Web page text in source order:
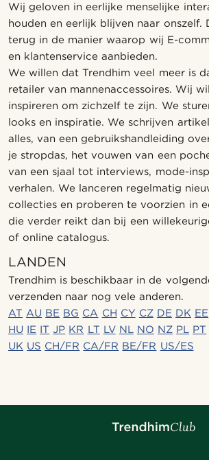
Wij geloven in eerlijke menselijke
houden en eerlijk blijven naar onszelf.
terug in de manier waarop wij E-
en klantenservice aanbieden.
We willen dat Trendhim veel meer is
retailer van mannenaccessoires. Wij
inspireren om zichzelf te zijn. We
looks en inspiratie. We schrijven
alles, van een gebruikshandleiding
je stropdas, het vouwen van een
van een sjaal tot interviews, mode-
verhalen. We lanceren regelmatig
collecties en proberen te voorzien in
die verder reikt dan bij een
of online catalogus.
LANDEN
Trendhim is beschikbaar in de
verzenden naar nog vele anderen.
AT AU BE BG CA CH CY CZ DE DK EE
HU IE IT JP KR LT LV NL NO NZ PL PT
UK US CH/FR CA/FR BE/FR US/ES